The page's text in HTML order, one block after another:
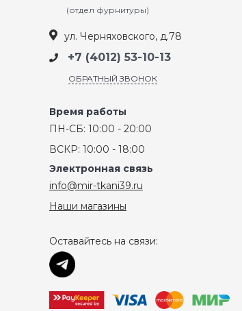
(отдел фурнитуры)
ул. Черняховского, д.78
+7 (4012) 53-10-13
ОБРАТНЫЙ ЗВОНОК
Время работы
ПН-СБ: 10:00 - 20:00
ВСКР: 10:00 - 18:00
Электронная связь
info@mir-tkani39.ru
Наши магазины
Оставайтесь на связи: